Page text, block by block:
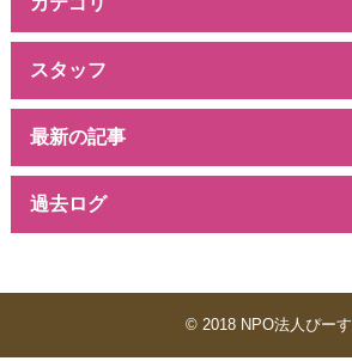
スタッフ
最新の記事
過去ログ
© 2018 NPO法人ぴーす